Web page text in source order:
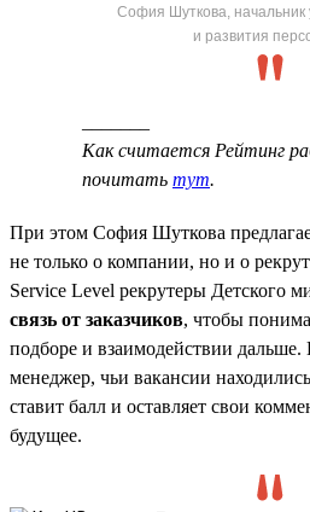
София Шуткова, начальник
и развития
Как считается Рейтинг
почитать тут.
При этом София Шуткова
не только о компании, но и о
Service Level рекрутеры Детского
связь от заказчиков, чтобы
подборе и взаимодействии
менеджер, чьи вакансии
ставит балл и оставляет свои
будущее.